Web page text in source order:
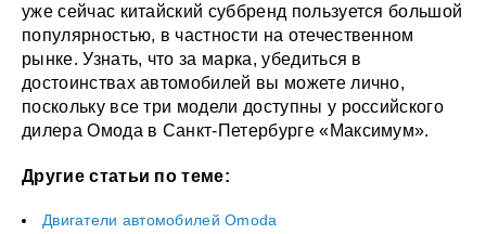
уже сейчас китайский суббренд пользуется большой
популярностью, в частности на отечественном
рынке. Узнать, что за марка, убедиться в
достоинствах автомобилей вы можете лично,
поскольку все три модели доступны у российского
дилера Омода в Санкт-Петербурге «Максимум».
Другие статьи по теме:
Двигатели автомобилей Omoda